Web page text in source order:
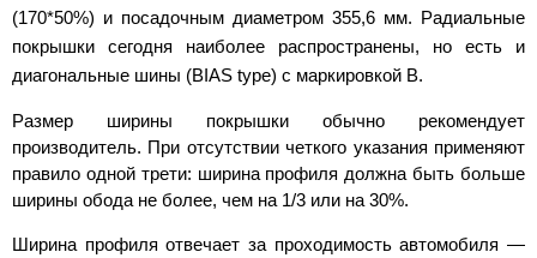
(170*50%) и посадочным диаметром 355,6 мм. Радиальные
покрышки сегодня наиболее распространены, но есть и
диагональные шины (BIAS type) с маркировкой B.
Размер ширины покрышки обычно рекомендует
производитель. При отсутствии четкого указания применяют
правило одной трети: ширина профиля должна быть больше
ширины обода не более, чем на 1/3 или на 30%.
Ширина профиля отвечает за проходимость автомобиля —